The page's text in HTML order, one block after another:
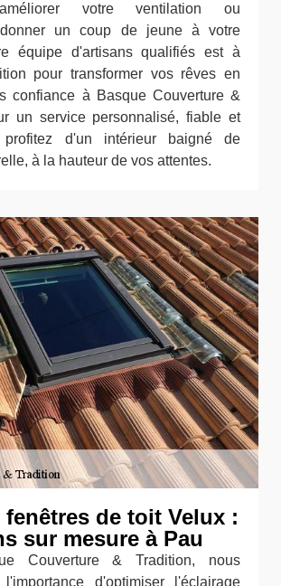
votre ventilation ou
donner un coup de jeune à votre
équipe d'artisans qualifiés est à
pour transformer vos rêves en
confiance à Basque Couverture &
un service personnalisé, fiable et
d'un intérieur baigné de
à la hauteur de vos attentes.
fenêtres de toit Velux :
sur mesure à Pau
Couverture & Tradition, nous
l'importance d'optimiser l'éclairage